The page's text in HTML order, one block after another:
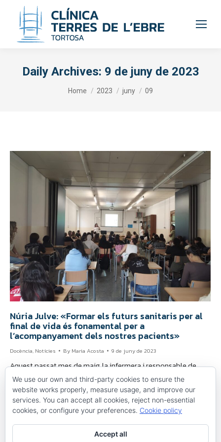
Daily Archives: 9 de juny de 2023
Home 2023 juny 09
Núria Julve: «Formar els futurs sanitaris per al
final de vida és fonamental per a
l’acompanyament dels nostres pacients»
Docència, Notícies By Maria Acosta 9 de juny de 2023
Aquest passat mes de maig, la infermera i responsable de
Qualitat i Seguretat del Pacient, Carme Caudet, i la infermera
del CAS, Núria Julve, van impartir una sessió formativa sobre
l’etapa de final de vida a l’alumnat del Cicle Mitjà de Tècnic/a
de Cures Auxiliars d’Infermeria i Emergències de l’Institut de
l’Ebre. En aquest sentit,…
We use our own and third-party cookies to ensure the
website works properly, measure usage, and improve our
services. You can accept all cookies, reject non-essential
cookies, or configure your preferences. Cookie policy
Accept all